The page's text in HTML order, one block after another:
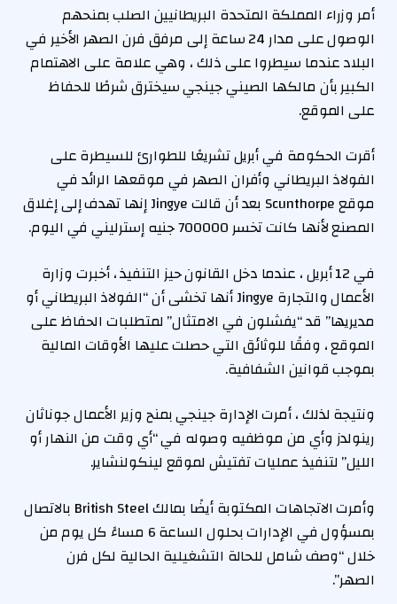
أمر وزراء المملكة المتحدة البريطانيين الصلب بمنحهم
الوصول على مدار 24 ساعة إلى مرفق فرن الصهر الأخير في
البلاد عندما سيطروا على ذلك ، وهي علامة على الاهتمام
الكبير بأن مالكها الصيني جينجي سيخترق شرطًا للحفاظ
على الموقع.
أقرت الحكومة في أبريل تشريعًا للطوارئ للسيطرة على
الفولاذ البريطاني وأفران الصهر في موقعها الرائد في
موقع Scunthorpe بعد أن قالت Jingye إنها تهدف إلى إغلاق
المصنع لأنها كانت تخسر 700000 جنيه إسترليني في اليوم.
في 12 أبريل ، عندما دخل القانون حيز التنفيذ ، أخبرت وزارة
الأعمال والتجارة Jingye أنها تخشى أن “الفولاذ البريطاني أو
مديريها” قد “يفشلون في الامتثال” لمتطلبات الحفاظ على
الموقع ، وفقًا للوثائق التي حصلت عليها الأوقات المالية
بموجب قوانين الشفافية.
ونتيجة لذلك ، أمرت الإدارة جينجي بمنح وزير الأعمال جوناثان
رينولدز وأي من موظفيه وصوله في “أي وقت من النهار أو
الليل” لتنفيذ عمليات تفتيش لموقع لينكولنشاير.
وأمرت الاتجاهات المكتوبة أيضًا بمالك British Steel بالاتصال
بمسؤول في الإدارات بحلول الساعة 6 مساءً كل يوم من
خلال “وصف شامل للحالة التشغيلية الحالية لكل فرن
الصهر”.